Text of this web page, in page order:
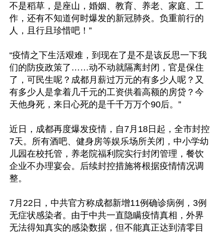
不是稻草，是座山，婚姻、教育、养老、家庭、工
作，还有不知道何时爆发的新冠肺炎。负重前行的
人，且行且珍惜吧！”
“疫情之下生活艰难，到现在了是不是该反思一下我
们的防疫政策了……动不动就隔离封闭，官是保住
了，可民生呢？成都月薪过万元的有多少人呢？又
有多少人是拿着几千元的工资供着高额的房贷？今
天他身死，来日心死的是千千万万个90后。”
近日，成都再度爆发疫情，自7月18日起，全市封控
7天。所有酒吧、健身房等娱乐场所关闭，中小学幼
儿园在校托管，养老院福利院实行封闭管理，餐饮
企业不办理宴会。后续封控措施将根据疫情情况调
整。
7月22日，中共官方称成都新增11例确诊病例，3例
无症状感染者。由于中共一直隐瞒疫情真相，外界
无法得知真实的感染数据，但不能真正达到清零目